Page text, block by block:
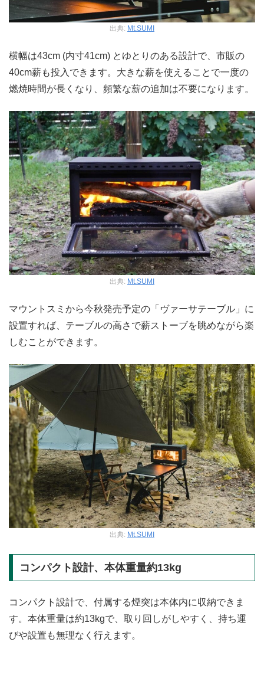
出典: Mt.SUMI
横幅は43cm (内寸41cm) とゆとりのある設計で、市販の
40cm薪も投入できます。大きな薪を使えることで一度の
燃焼時間が長くなり、頻繁な薪の追加は不要になります。
出典: Mt.SUMI
マウントスミから今秋発売予定の「ヴァーサテーブル」に
設置すれば、テーブルの高さで薪ストーブを眺めながら楽
しむことができます。
出典: Mt.SUMI
コンパクト設計、本体重量約13kg
コンパクト設計で、付属する煙突は本体内に収納できま
す。本体重量は約13kgで、取り回しがしやすく、持ち運
びや設置も無理なく行えます。